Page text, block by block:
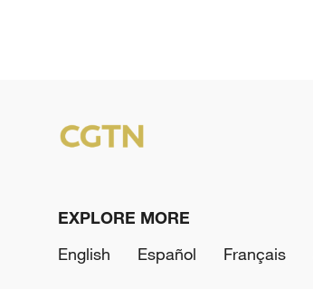
EXPLORE MORE
English
Español Français